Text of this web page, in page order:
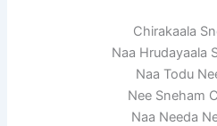
Chirakaala
Naa Hrudayaala
Naa Todu
Nee Sneham
Naa Needa